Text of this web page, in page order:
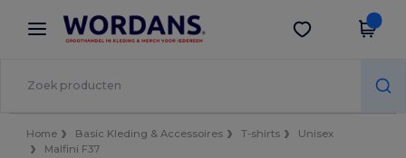
× Wordans-app
Betere prijzen in de app!
Download app
Home Basic Kleding & Accessoires T-shirts
Unisex
Malfini F37